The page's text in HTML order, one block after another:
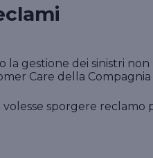
prodotti per la persona
prodotti per l'azienda
in materia di
eventualmente in
prodotti per il
la gestione dei sinistri
Care della
volesse sporgere